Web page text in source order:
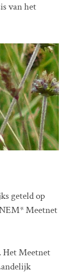
van het
geteld op
Meetnet
Meetnet